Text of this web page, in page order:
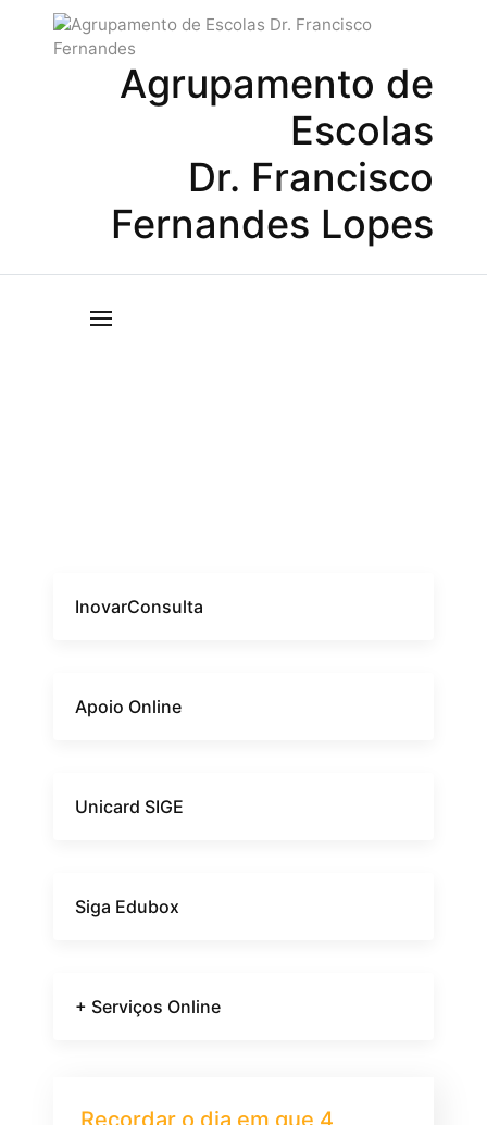
Agrupamento de
Escolas
Dr. Francisco
Fernandes Lopes
InovarConsulta
Apoio Online
Unicard SIGE
Siga Edubox
+ Serviços Online
Recordar o dia em que 4